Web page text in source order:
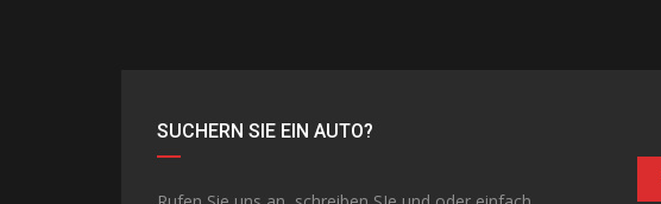
SUCHERN SIE EIN AUTO?